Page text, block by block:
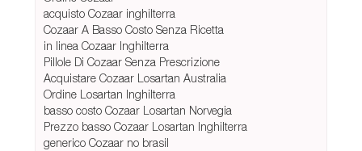
acquisto Cozaar inghilterra
Cozaar A Basso Costo Senza Ricetta
in linea Cozaar Inghilterra
Pillole Di Cozaar Senza Prescrizione
Acquistare Cozaar Losartan Australia
Ordine Losartan Inghilterra
basso costo Cozaar Losartan Norvegia
Prezzo basso Cozaar Losartan Inghilterra
generico Cozaar no brasil